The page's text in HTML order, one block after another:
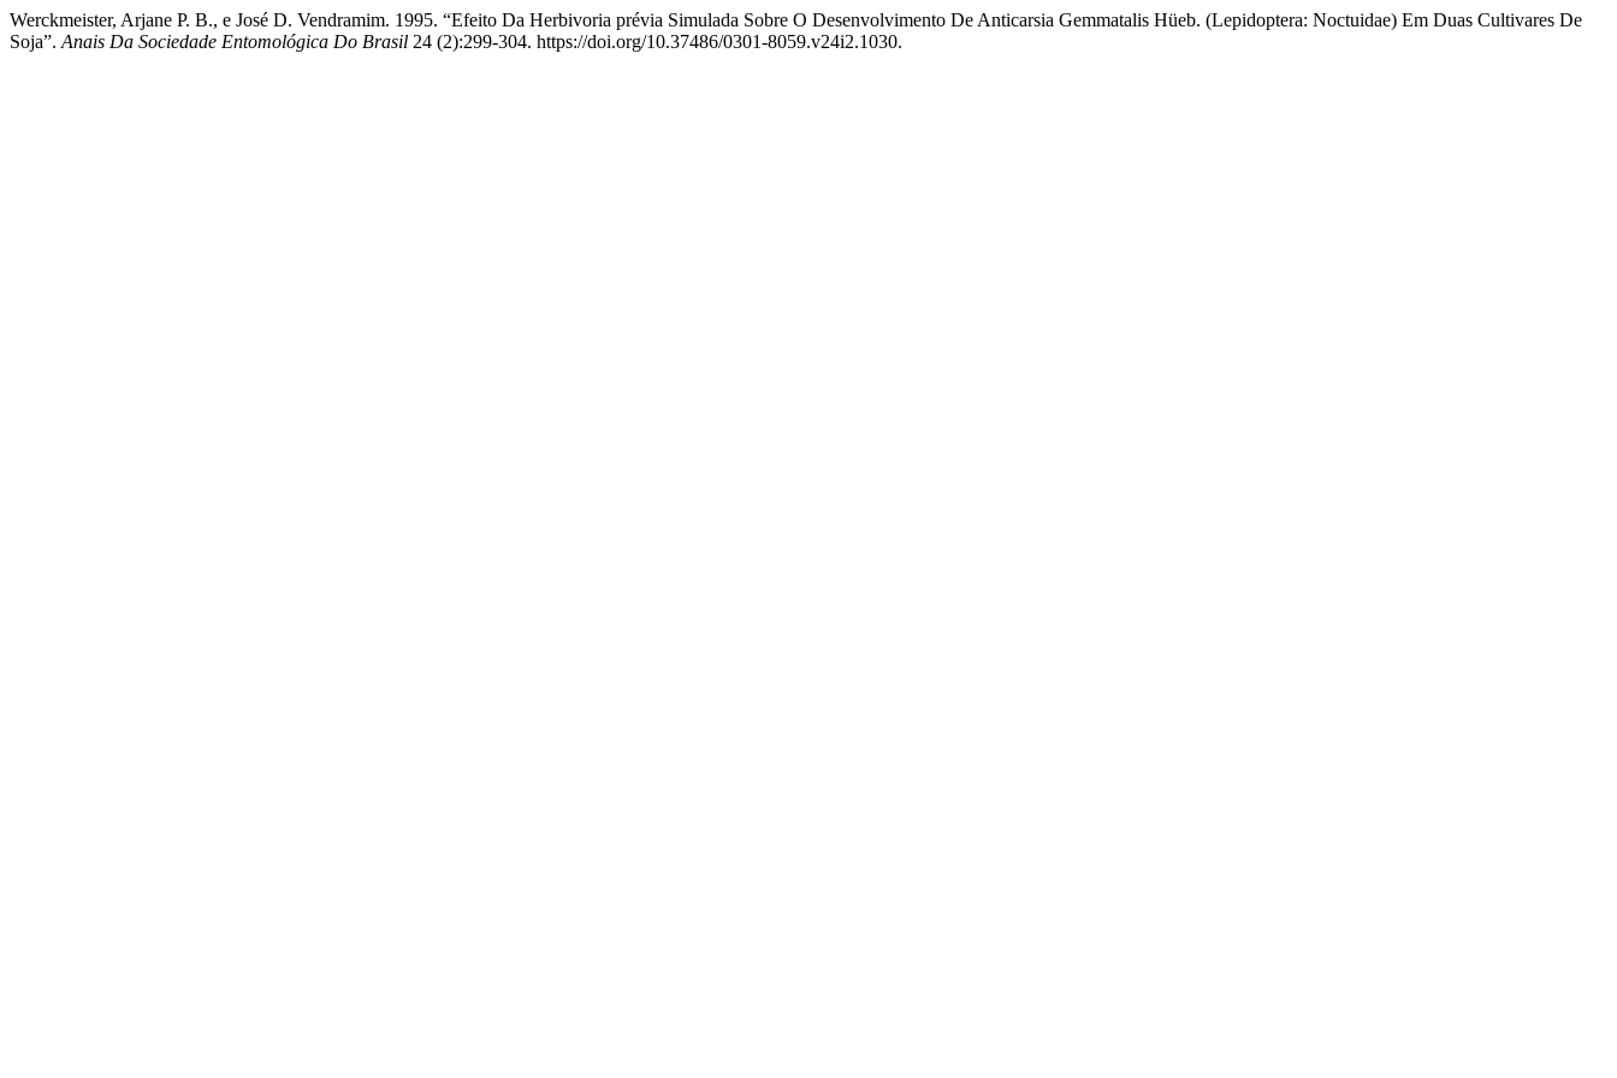
Werckmeister, Arjane P. B., e José D. Vendramim. 1995. “Efeito Da Herbivoria prévia Simulada Sobre O Desenvolvimento De Anticarsia Gemmatalis Hüeb. (Lepidoptera: Noctuidae) Em Duas Cultivares De
Soja”. Anais Da Sociedade Entomológica Do Brasil 24 (2):299-304. https://doi.org/10.37486/0301-8059.v24i2.1030.